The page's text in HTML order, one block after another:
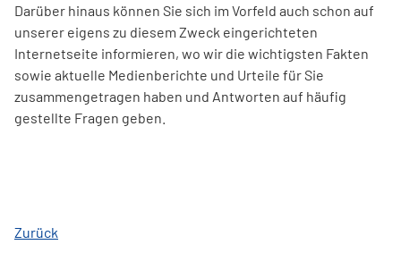
Darüber hinaus können Sie sich im Vorfeld auch schon auf
unserer eigens zu diesem Zweck eingerichteten
Internetseite informieren, wo wir die wichtigsten Fakten
sowie aktuelle Medienberichte und Urteile für Sie
zusammengetragen haben und Antworten auf häufig
gestellte Fragen geben.
Zurück